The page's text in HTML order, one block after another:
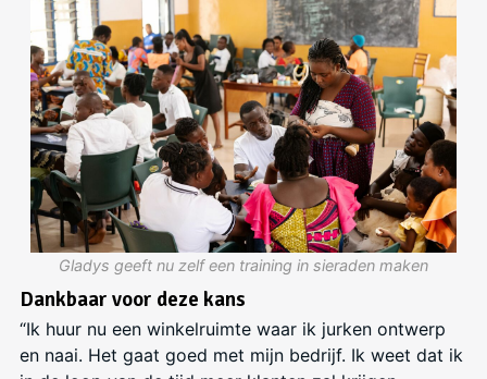
Gladys geeft nu zelf een training in sieraden maken
Dankbaar voor deze kans
“Ik huur nu een winkelruimte waar ik jurken ontwerp
en naai. Het gaat goed met mijn bedrijf. Ik weet dat ik